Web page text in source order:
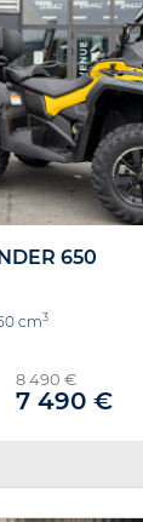
650
cm3
8 490 €
7 490 €